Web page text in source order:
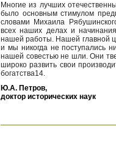
Многие из лучших
было основным стимулом
словами Михаила
всех наших делах и
нашей работы. Нашей главной
и мы никогда не поступались
нашей совестью не шли. Они
широко развить свои
богатства14.
Ю.А. Петров,
доктор исторических наук